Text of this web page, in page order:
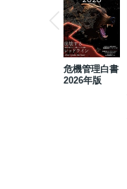
危機管理白書
2026年版